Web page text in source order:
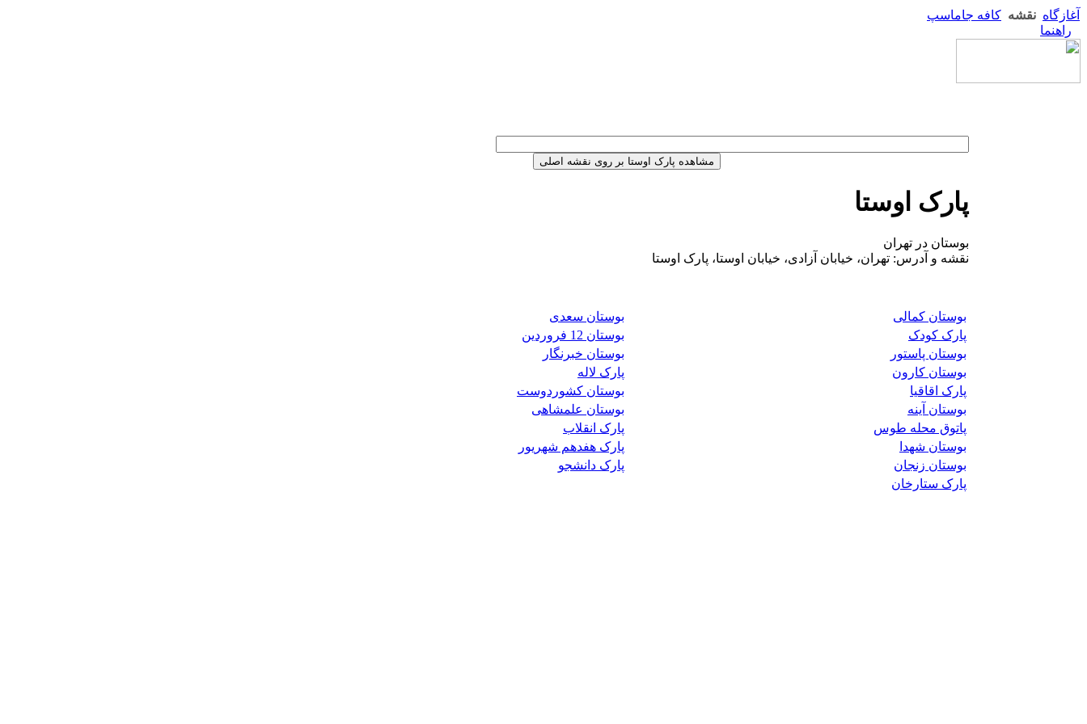
آغازگاه نقشه کافه جاماسپ
راهنما
پارک اوستا
بوستان در تهران
نقشه و آدرس: تهران، خیابان آزادی، خیابان اوستا، پارک اوستا
بوستان کمالی
بوستان سعدی
پارک کودک
بوستان 12 فروردین
بوستان پاستور
بوستان خبرنگار
بوستان کارون
پارک لاله
پارک اقاقیا
بوستان کشوردوست
بوستان آینه
بوستان علمشاهی
پاتوق محله طوس
پارک انقلاب
بوستان شهدا
پارک هفدهم شهریور
بوستان زنجان
پارک دانشجو
پارک ستارخان